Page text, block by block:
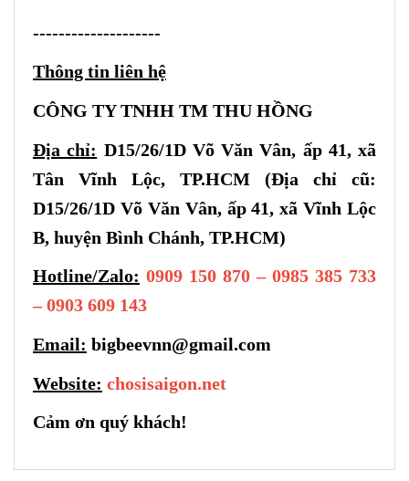
--------------------
Thông tin liên hệ
CÔNG TY TNHH TM THU HỒNG
Địa chỉ: D15/26/1D Võ Văn Vân, ấp 41, xã
Tân Vĩnh Lộc, TP.HCM (Địa chỉ cũ:
D15/26/1D Võ Văn Vân, ấp 41, xã Vĩnh Lộc
B, huyện Bình Chánh, TP.HCM)
Hotline/Zalo: 0909 150 870 – 0985 385 733
– 0903 609 143
Email: bigbeevnn@gmail.com
Website: chosisaigon.net
Cảm ơn quý khách!